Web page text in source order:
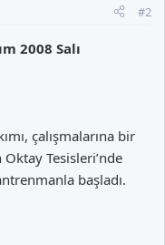
#2
2008 Salı
çalışmalarına bir
Tesisleri’nde
başladı.